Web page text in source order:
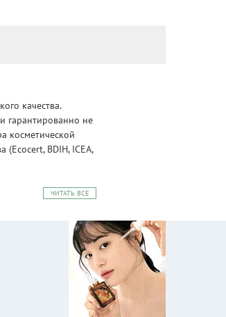
качества.
гарантированно не
косметической
BDIH, ICEA,
ЧИТАТЬ ВСЕ